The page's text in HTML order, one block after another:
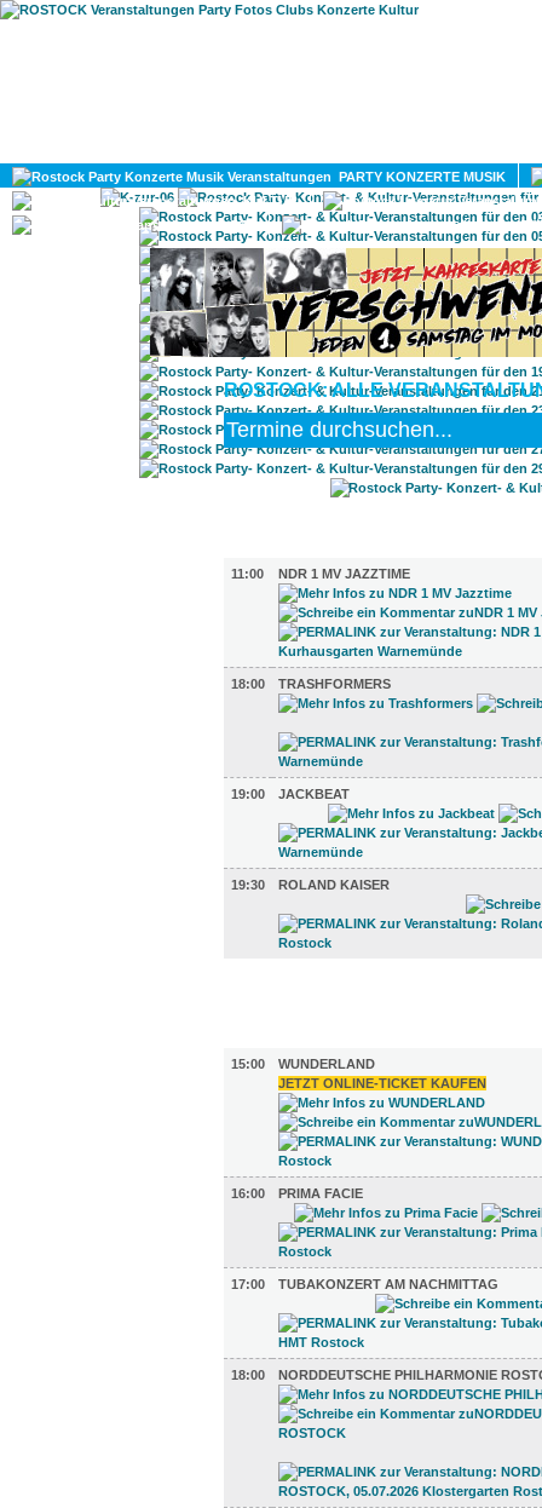
PARTY KONZERTE MUSIK
KULTUR
GAY
ROSTOCK: ALLE
11:00
NDR 1 MV JAZZTIME
18:00 TRASHFORMERS
19:00 JACKBEAT
19:30 ROLAND KAISER
15:00
WUNDERLAND
JETZT ONLINE-TICKET KAUFEN
16:00 PRIMA FACIE
17:00 TUBAKONZERT AM NACHMITTAG
18:00 NORDDEUTSCHE PHILHARMONIE